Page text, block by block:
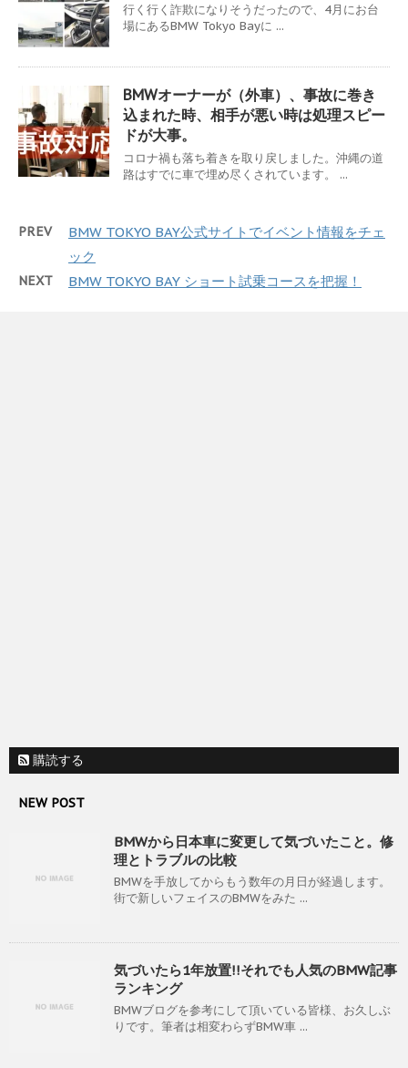
行く行く詐欺になりそうだったので、4月にお台
場にあるBMW Tokyo Bayに ...
BMWオーナーが（外車）、事故に巻き
込まれた時、相手が悪い時は処理スピー
ドが大事。
コロナ禍も落ち着きを取り戻しました。沖縄の道
路はすでに車で埋め尽くされています。 ...
PREV
BMW TOKYO BAY公式サイトでイベント情報をチェ
ック
NEXT BMW TOKYO BAY ショート試乗コースを把握！
購読する
NEW POST
BMWから日本車に変更して気づいたこと。修
理とトラブルの比較
BMWを手放してからもう数年の月日が経過します。
街で新しいフェイスのBMWをみた ...
気づいたら1年放置!!それでも人気のBMW記事
ランキング
BMWブログを参考にして頂いている皆様、お久しぶ
りです。筆者は相変わらずBMW車 ...